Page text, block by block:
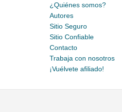
¿Quiénes somos?
Autores
Sitio Seguro
Sitio Confiable
Contacto
Trabaja con nosotros
¡Vuélvete afiliado!